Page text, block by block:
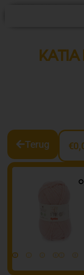
KATIA
Terug €